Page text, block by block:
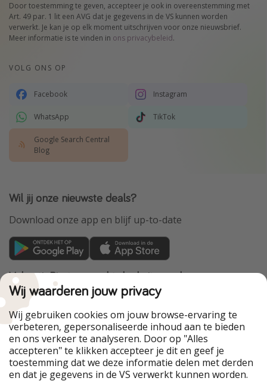
Door toestemming te geven, accepteer je ook in overeenstemming met
Art. 49 par. 1 lit een AVG dat je gegevens in de VS kunnen worden
verwerkt. Je kan je op elk moment uitschrijven voor onze nieuwsbrief.
Meer informatie is te vinden in ons privacybeleid.
VOLG ONS OP
Facebook Instagram
WhatsApp TikTok
Google Search Central
Blog
Wil jij onze nieuwste deals?
Download onze app en blijf up-to-date
VakantiePiraten maakt deel uit van de
HolidayPirates Group
Onze markten
PiratinViaggio
HolidayPirates
WakacyjniPiraci
VoyagesPirates
Ferienpiraten
Urlaubspiraten
Urlaubspiraten
ViajerosPiratas
TravelPirates
Wij waarderen jouw privacy
Wij gebruiken cookies om jouw browse-ervaring te
verbeteren, gepersonaliseerde inhoud aan te bieden
en ons verkeer te analyseren. Door op "Alles
accepteren" te klikken accepteer je dit en geef je
toestemming dat we deze informatie delen met derden
en dat je gegevens in de VS verwerkt kunnen worden.